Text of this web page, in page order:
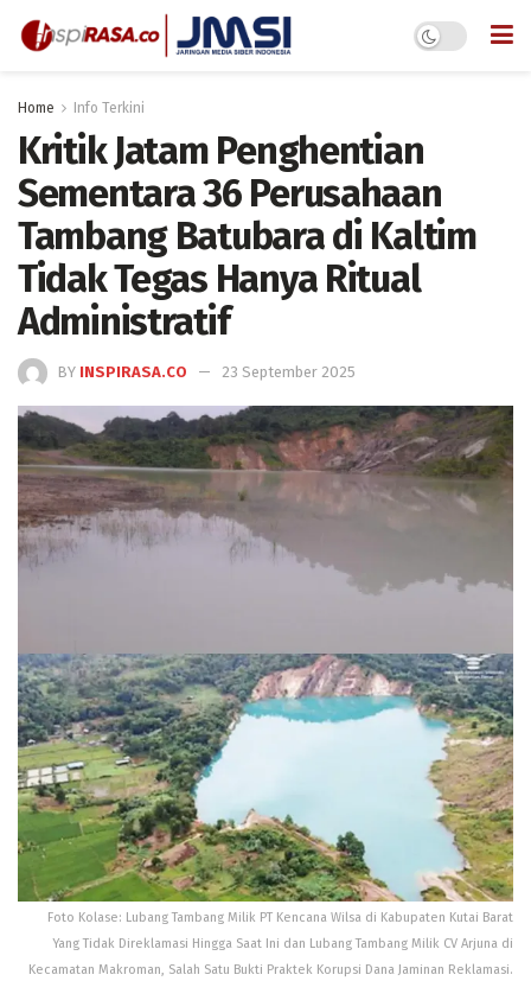
Home Info Terkini
Kritik Jatam Penghentian
Sementara 36 Perusahaan
Tambang Batubara di Kaltim
Tidak Tegas Hanya Ritual
Administratif
BY INSPIRASA.CO 23 September 2025
Foto Kolase: Lubang Tambang Milik PT Kencana Wilsa di Kabupaten Kutai Barat
Yang Tidak Direklamasi Hingga Saat Ini dan Lubang Tambang Milik CV Arjuna di
Kecamatan Makroman, Salah Satu Bukti Praktek Korupsi Dana Jaminan Reklamasi.